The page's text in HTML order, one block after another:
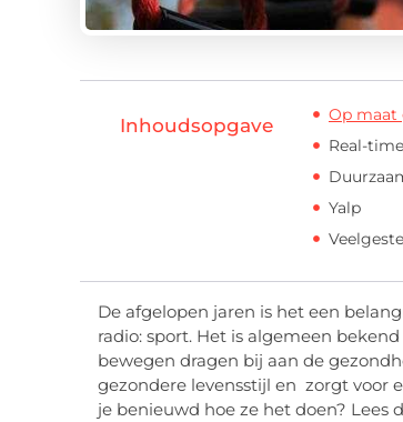
Inhoudsopgave
Op maat
Real-
Yalp
De afgelopen jaren is het een
radio: sport. Het is algemeen
bewegen dragen bij aan de
gezondere levensstijl en zorgt voor
je benieuwd hoe ze het doen? Lees